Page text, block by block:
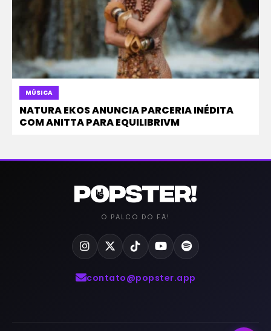
MÚSICA
NATURA EKOS ANUNCIA PARCERIA INÉDITA
COM ANITTA PARA EQUILIBRIVM
O PALCO DO FÃ!
contato@popster.app